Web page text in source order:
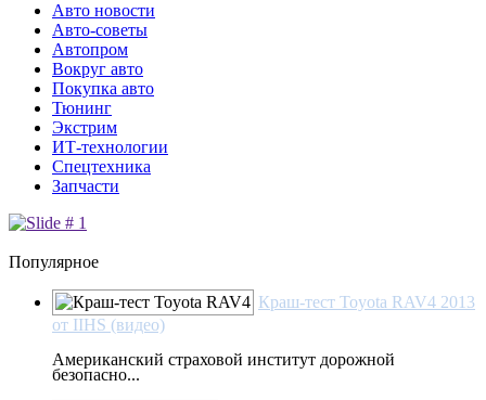
Авто новости
Авто-советы
Автопром
Вокруг авто
Покупка авто
Тюнинг
Экстрим
ИТ-технологии
Спецтехника
Запчасти
Популярное
Краш-тест Toyota RAV4 2013
от IIHS (видео)
Американский страховой институт дорожной
безопасно...